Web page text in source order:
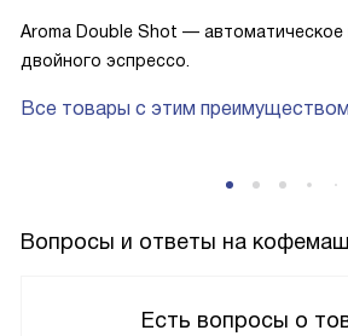
Aroma Double Shot — автоматическое
двойного эспрессо.
Все товары с этим преимуществом
Вопросы и ответы на
Есть вопросы о